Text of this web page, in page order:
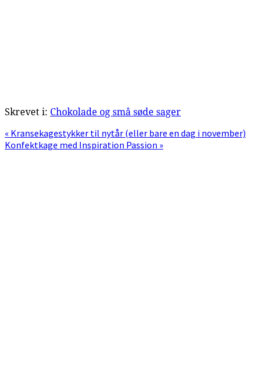
Skrevet i: Chokolade og små søde sager
Previous
Post:
« Kransekagestykker til nytår (eller bare en dag i november)
Next
Konfektkage med Inspiration Passion »